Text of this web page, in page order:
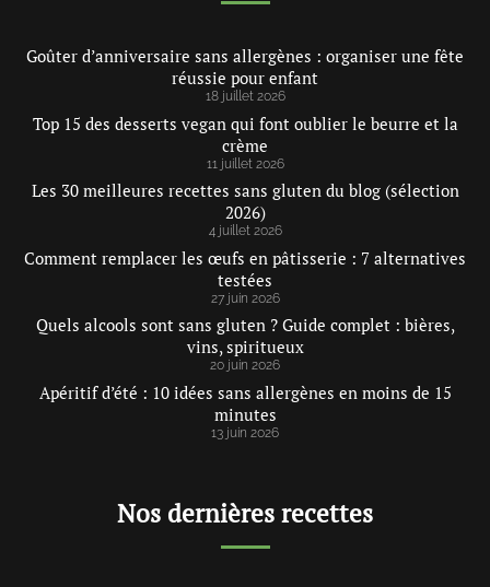
Goûter d’anniversaire sans allergènes : organiser une fête
réussie pour enfant
18 juillet 2026
Top 15 des desserts vegan qui font oublier le beurre et la
crème
11 juillet 2026
Les 30 meilleures recettes sans gluten du blog (sélection
2026)
4 juillet 2026
Comment remplacer les œufs en pâtisserie : 7 alternatives
testées
27 juin 2026
Quels alcools sont sans gluten ? Guide complet : bières,
vins, spiritueux
20 juin 2026
Apéritif d’été : 10 idées sans allergènes en moins de 15
minutes
13 juin 2026
Nos dernières recettes